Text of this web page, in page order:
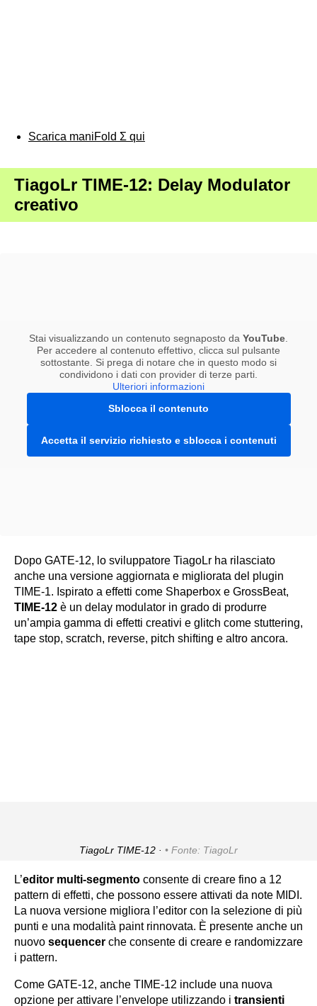
Scarica maniFold Σ qui
TiagoLr TIME-12: Delay Modulator
creativo
Stai visualizzando un contenuto segnaposto da YouTube
Per accedere al contenuto effettivo, clicca sul pulsante
sottostante. Si prega di notare che in questo modo si
condividono i dati con provider di terze parti.
Ulteriori informazioni
Sblocca il contenuto
Accetta il servizio richiesto e sblocca i contenuti
Dopo GATE-12, lo sviluppatore TiagoLr ha rilasciato
anche una versione aggiornata e migliorata del plugin
TIME-1. Ispirato a effetti come Shaperbox e GrossBeat,
TIME-12 è un delay modulator in grado di produrre
un’ampia gamma di effetti creativi e glitch come stuttering,
tape stop, scratch, reverse, pitch shifting e altro ancora.
TiagoLr TIME-12 · Fonte: TiagoLr
L’editor multi-segmento consente di creare fino a 12
pattern di effetti, che possono essere attivati da note MIDI.
La nuova versione migliora l’editor con la selezione di più
punti e una modalità paint rinnovata. È presente anche un
nuovo sequencer che consente di creare e randomizzare
i pattern.
Come GATE-12, anche TIME-12 include una nuova
opzione per attivare l’envelope utilizzando i transienti